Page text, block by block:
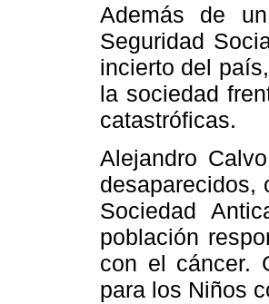
Además de
Seguridad
incierto del
la sociedad
catastróficas.
Alejandro
desaparecidos,
Sociedad
población
con el cáncer.
para los Niños